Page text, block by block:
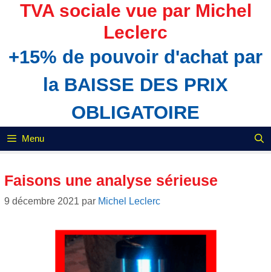
TVA sociale vue par Michel
Leclerc
+15% de pouvoir d'achat par
la BAISSE DES PRIX
OBLIGATOIRE
Menu
Faisons une analyse sérieuse
9 décembre 2021 par Michel Leclerc